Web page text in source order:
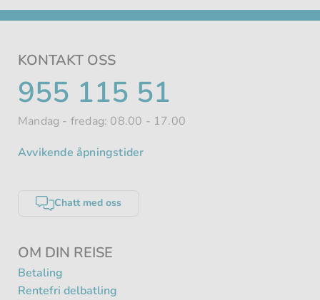
OM DIN REISE
Betaling
Rentefri delbatling
KONTAKT OSS
TELEFONNUMMER
955 115 51
Mandag - fredag: 08.00 - 17.00
Avvikende åpningstider
Chatt med oss